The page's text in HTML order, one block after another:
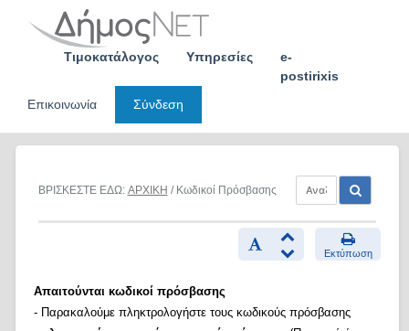
Τιμοκατάλογος Υπηρεσίες
e-
postirixis
Επικοινωνία
Σύνδεση
ΒΡΙΣΚΕΣΤΕ ΕΔΩ: ΑΡΧΙΚΗ / Κωδικοί Πρόσβασης
Εκτύπωση
Απαιτούνται κωδικοί πρόσβασης
- Παρακαλούμε πληκτρολογήστε τους κωδικούς πρόσβασης